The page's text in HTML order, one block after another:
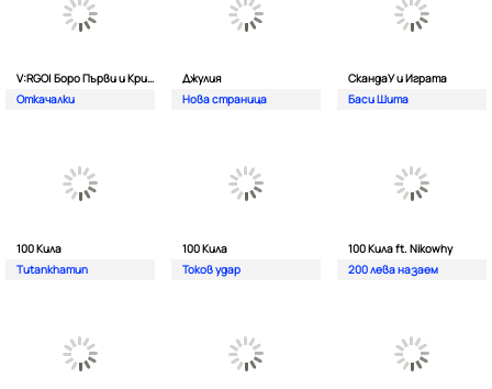
V:RGO| Боро Първи и Криско
Откачалки
Джулия
Нова страница
СкандаУ и Играта
Баси Шита
100 Кила
Tutankhamun
100 Кила
Токов удар
100 Кила ft. Nikowhy
200 лева назаем